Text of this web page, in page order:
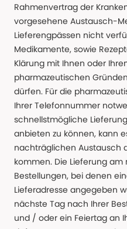
Rahmenvertrag der
vorgesehene Austausch-
Lieferengpässen nicht
Medikamente, sowie
Klärung mit Ihnen oder
pharmazeutischen
dürfen. Für die
Ihrer Telefonnummer
schnellstmögliche
anbieten zu können, kann
nachträglichen Austausch
kommen. Die Lieferung
Bestellungen, bei denen
Lieferadresse angegeben
nächste Tag nach Ihrer
und / oder ein Feiertag an